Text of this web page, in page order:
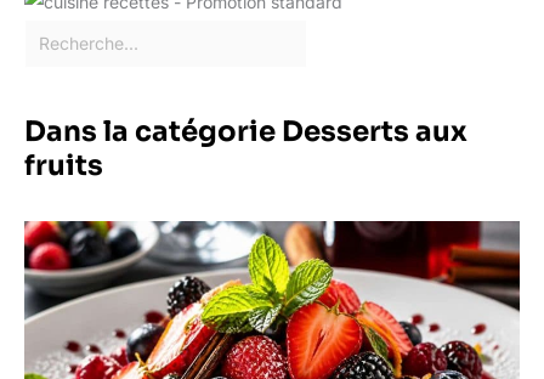
Dans la catégorie Desserts aux
fruits